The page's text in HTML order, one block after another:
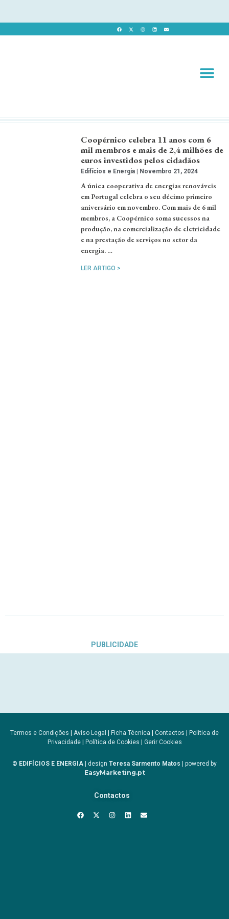
Coopérnico celebra 11 anos com 6
mil membros e mais de 2,4 milhões de
euros investidos pelos cidadãos
Edifícios e Energia Novembro 21, 2024
A única cooperativa de energias renováveis
em Portugal celebra o seu décimo primeiro
aniversário em novembro. Com mais de 6 mil
membros, a Coopérnico soma sucessos na
produção, na comercialização de eletricidade
e na prestação de serviços no setor da
energia. …
LER ARTIGO >
PUBLICIDADE
Termos e Condições | Aviso Legal | Ficha Técnica | Contactos | Política de
Privacidade| Política de Cookies | Gerir Cookies
© EDIFÍCIOS E ENERGIA | design Teresa Sarmento Matos | powered by
EasyMarketing.pt
Contactos